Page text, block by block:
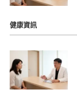
健康資訊